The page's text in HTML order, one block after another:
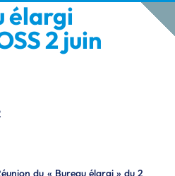
élargi
2 juin
du « Bureau élargi » du 2